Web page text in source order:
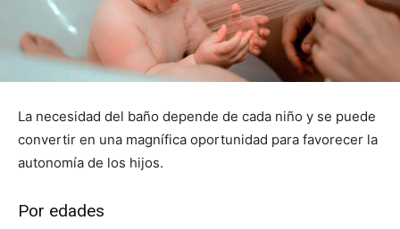
La necesidad del baño depende de cada niño y se puede
convertir en una magnífica oportunidad para favorecer la
autonomía de los hijos.
Por edades